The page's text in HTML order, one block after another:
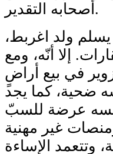
أصحابه التقدير.
يسلم ولد اغربط،
إلا أنّه، ومع
في بيع أراضٍ
ضحية، كما يجد
عرضة للسبّ
غير مهنية
وتتعمد الإساءة